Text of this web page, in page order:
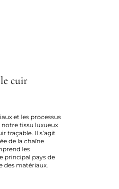
cuir
et les processus
notre tissu luxueux
traçable. Il s’agit
de la chaîne
les
principal pays de
des matériaux.